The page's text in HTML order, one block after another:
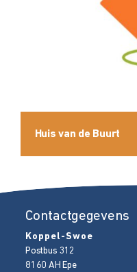
Huis van de Buurt
Contactgegevens
Koppel-Swoe
Postbus 312
8160 AH Epe